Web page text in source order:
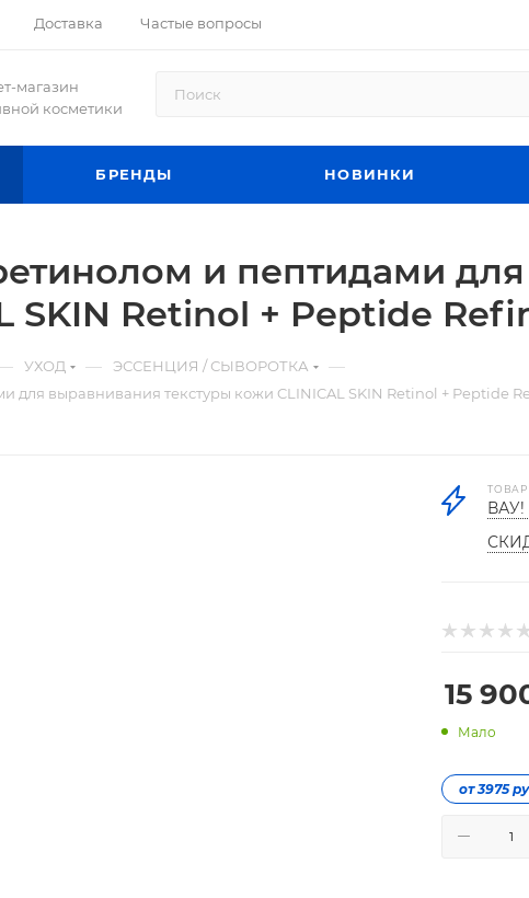
Доставка Частые вопросы
магазин
косметики
БРЕНДЫ НОВИНКИ
и пептидами
SKIN Retinol + Peptide
УХОД — ЭССЕНЦИЯ / СЫВОРОТКА —
для выравнивания текстуры кожи CLINICAL SKIN Retinol + Peptide
ТОВАР
15
Мало
от 3975